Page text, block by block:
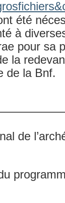
été
à
pour sa
la
de la Bnf.
de